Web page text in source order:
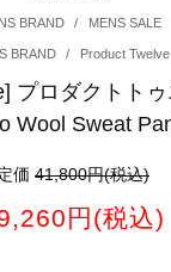
BRAND / MENS SALE
BRAND / Product Twelve
プロダクトト
Wool Sweat
価 41,800円(税込)
円(税込)